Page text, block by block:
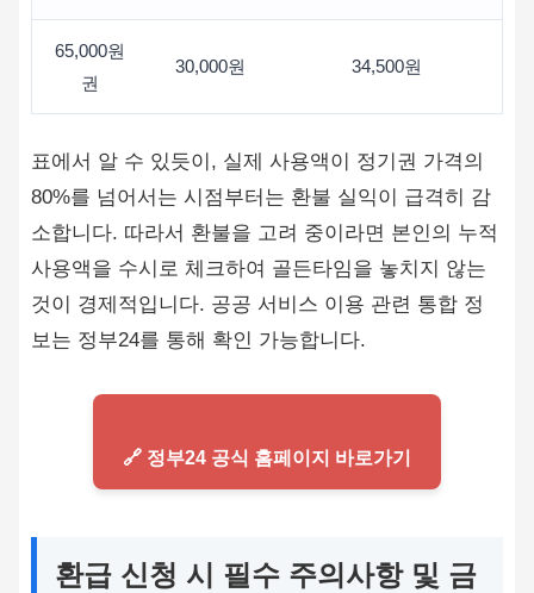
65,000원
권
30,000원 34,500원
표에서 알 수 있듯이, 실제 사용액이 정기권 가격의
80%를 넘어서는 시점부터는 환불 실익이 급격히 감
소합니다. 따라서 환불을 고려 중이라면 본인의 누적
사용액을 수시로 체크하여 골든타임을 놓치지 않는
것이 경제적입니다. 공공 서비스 이용 관련 통합 정
보는 정부24를 통해 확인 가능합니다.
🔗 정부24 공식 홈페이지 바로가기
환급 신청 시 필수 주의사항 및 금